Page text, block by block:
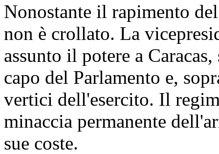
Nonostante il rapimento
non è crollato. La
assunto il potere a
capo del Parlamento e,
vertici dell'esercito. Il
minaccia permanente
sue coste.